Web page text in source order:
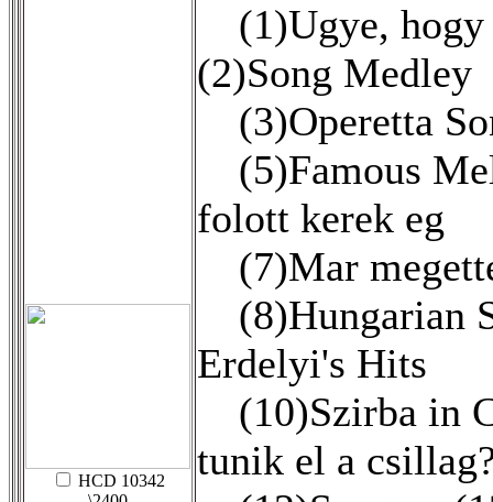
HCD 10342
(1)Ugye,
(2)Song Medley
(3)Operetta
(5)Famous
folott kerek eg
(7)Mar
(8)Hungarian
Erdelyi's Hits
(10)Szirba in
tunik el a